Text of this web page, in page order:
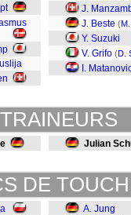
J.
J. Beste (
Y. Suzuki
V. Grifo (D.
I.
Julian
DE
A. Jung